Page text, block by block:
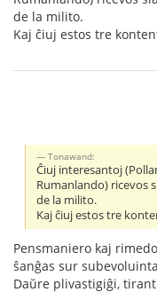
de la milito.
Kaj ĉiuj estos tre
Tonawand:
Ĉiuj interesantoj
Rumanlando) ricevos
de la milito.
Kaj ĉiuj estos tre
Pensmaniero kaj
ŝanĝas sur
Daŭre plivastigiĝi,